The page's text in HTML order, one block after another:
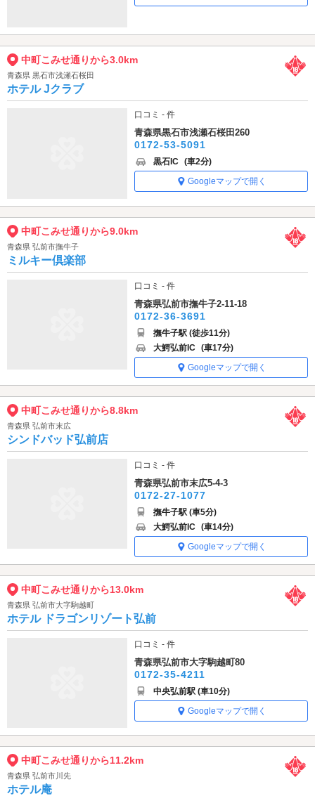
中町こみせ通りから3.0km
青森県 黒石市浅瀬石桜田
ホテル Jクラブ
口コミ - 件
青森県黒石市浅瀬石桜田260
0172-53-5091
黒石IC (車2分)
Googleマップで開く
中町こみせ通りから9.0km
青森県 弘前市撫牛子
ミルキー倶楽部
口コミ - 件
青森県弘前市撫牛子2-11-18
0172-36-3691
撫牛子駅 (徒歩11分)
大鰐弘前IC (車17分)
Googleマップで開く
中町こみせ通りから8.8km
青森県 弘前市末広
シンドバッド弘前店
口コミ - 件
青森県弘前市末広5-4-3
0172-27-1077
撫牛子駅 (車5分)
大鰐弘前IC (車14分)
Googleマップで開く
中町こみせ通りから13.0km
青森県 弘前市大字駒越町
ホテル ドラゴンリゾート弘前
口コミ - 件
青森県弘前市大字駒越町80
0172-35-4211
中央弘前駅 (車10分)
Googleマップで開く
中町こみせ通りから11.2km
青森県 弘前市川先
ホテル庵